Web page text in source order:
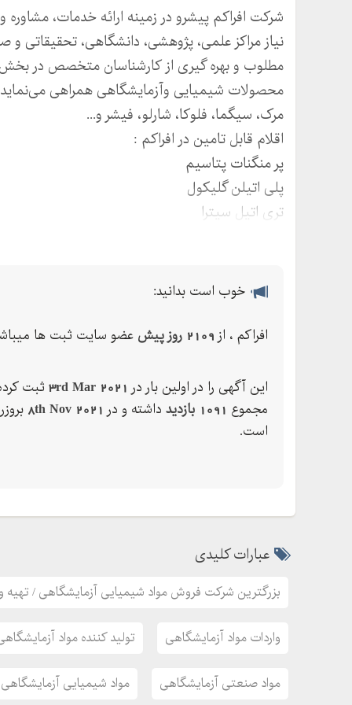
شرکت افراکم پیشرو در زمینه ارائه خدمات،
نیاز مراکز علمی، پژوهشی، دانشگاهی، تحقیقاتی و
مطلوب و بهره گیری از کارشناسان متخصص در
محصولات شیمیایی وآزمایشگاهی همراهی
مرک، سیگما، فلوکا، شارلو، فیشر و...
اقلام قابل تامین در افراکم :
پر منگنات پتاسیم
پلی اتیلن گلیکول
تری اتیل سیترا
تیتر ازول سدیم
تیتر ازول نیترات نقره
تیو سیانات پتاسیم
دی اتیل آمونیوم برو ماید
دی اتیل آمونیوم کلراید
دی کلرو متان
روغن سیلیکون
ساکاراز کاربردمیکرو
خوب است بدانید:
افراکم ، از 2109 روز پیش عضو سایت ثبت ها
این آگهی را در اولین بار در 3rd Mar 2021 ثبت
مجموع 1091 بازدید داشته و در 8th Nov 2021
است.
عبارات کلیدی
بزرگترین شرکت فروش مواد شیمیایی آزمایشگاهی / تهیه
واردات مواد آزمایشگاهی تولید کننده مواد
مواد صنعتی آزمایشگاهی مواد شیمیایی آزمایشگاهی